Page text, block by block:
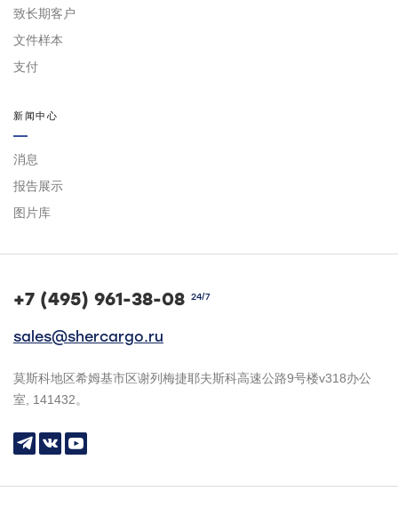
致长期客户
文件样本
支付
新闻中心
消息
报告展示
图片库
+7 (495) 961-38-08 24/7
sales@shercargo.ru
莫斯科地区希姆基市区谢列梅捷耶夫斯科高速公路9号楼v318办公
室, 141432。